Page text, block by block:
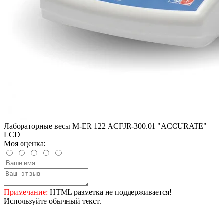
Лабораторные весы M-ER 122 АCFJR-300.01 "ACCURATE"
LСD
Моя оценка:
Примечание: HTML разметка не поддерживается!
Используйте обычный текст.